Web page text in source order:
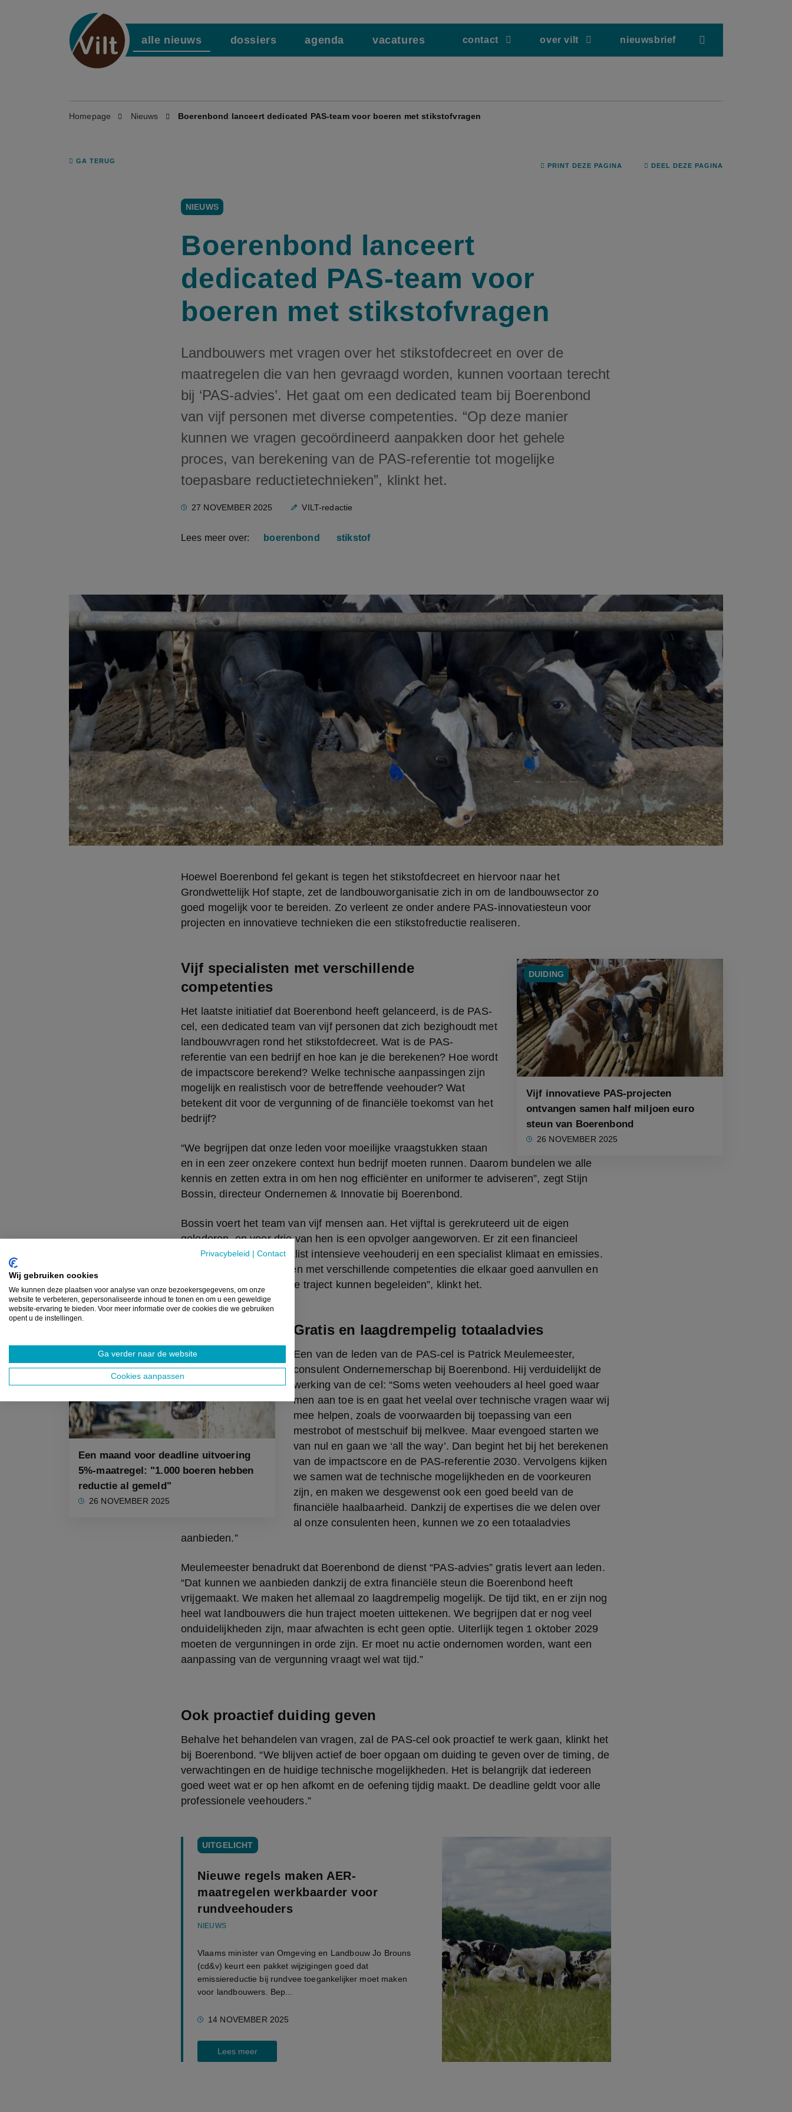
Privacybeleid Contact
Wij gebruiken cookies
We kunnen deze plaatsen voor analyse van onze bezoekersgegevens, om onze
website te verbeteren, gepersonaliseerde inhoud te tonen en om u een geweldige
website-ervaring te bieden. Voor meer informatie over de cookies die we gebruiken
opent u de instellingen.
Ga verder naar de website
Cookies aanpassen
alle nieuws dossiers agenda vacatures contact over vilt nieuwsbrief
Homepage Nieuws Boerenbond lanceert dedicated PAS-team voor boeren met stikstofvragen
GA TERUG
PRINT DEZE PAGINA DEEL DEZE PAGINA
NIEUWS
Boerenbond lanceert
dedicated PAS-team voor
boeren met stikstofvragen
Landbouwers met vragen over het stikstofdecreet en over de
maatregelen die van hen gevraagd worden, kunnen voortaan terecht
bij ‘PAS-advies’. Het gaat om een dedicated team bij Boerenbond
van vijf personen met diverse competenties. “Op deze manier
kunnen we vragen gecoördineerd aanpakken door het gehele
proces, van berekening van de PAS-referentie tot mogelijke
toepasbare reductietechnieken”, klinkt het.
27 NOVEMBER 2025 VILT-redactie
Lees meer over: boerenbond stikstof
Hoewel Boerenbond fel gekant is tegen het stikstofdecreet en hiervoor naar het
Grondwettelijk Hof stapte, zet de landbouworganisatie zich in om de landbouwsector zo
goed mogelijk voor te bereiden. Zo verleent ze onder andere PAS-innovatiesteun voor
projecten en innovatieve technieken die een stikstofreductie realiseren.
DUIDING
Vijf innovatieve PAS-projecten
ontvangen samen half miljoen euro
steun van Boerenbond
26 NOVEMBER 2025
Vijf specialisten met verschillende
competenties
Het laatste initiatief dat Boerenbond heeft gelanceerd, is de PAS-
cel, een dedicated team van vijf personen dat zich bezighoudt met
landbouwvragen rond het stikstofdecreet. Wat is de PAS-
referentie van een bedrijf en hoe kan je die berekenen? Hoe wordt
de impactscore berekend? Welke technische aanpassingen zijn
mogelijk en realistisch voor de betreffende veehouder? Wat
betekent dit voor de vergunning of de financiële toekomst van het
bedrijf?
“We begrijpen dat onze leden voor moeilijke vraagstukken staan
en in een zeer onzekere context hun bedrijf moeten runnen. Daarom bundelen we alle
kennis en zetten extra in om hen nog efficiënter en uniformer te adviseren”, zegt Stijn
Bossin, directeur Ondernemen & Innovatie bij Boerenbond.
Bossin voert het team van vijf mensen aan. Het vijftal is gerekruteerd uit de eigen
gelederen, en voor drie van hen is een opvolger aangeworven. Er zit een financieel
specialist in, een specialist intensieve veehouderij en een specialist klimaat en emissies.
“Het gaat om specialisten met verschillende competenties die elkaar goed aanvullen en
PAS-zaken door het hele traject kunnen begeleiden”, klinkt het.
Een maand voor deadline uitvoering
5%-maatregel: "1.000 boeren hebben
reductie al gemeld"
26 NOVEMBER 2025
Gratis en laagdrempelig totaaladvies
Een van de leden van de PAS-cel is Patrick Meulemeester,
consulent Ondernemerschap bij Boerenbond. Hij verduidelijkt de
werking van de cel: “Soms weten veehouders al heel goed waar
men aan toe is en gaat het veelal over technische vragen waar wij
mee helpen, zoals de voorwaarden bij toepassing van een
mestrobot of mestschuif bij melkvee. Maar evengoed starten we
van nul en gaan we ‘all the way’. Dan begint het bij het berekenen
van de impactscore en de PAS-referentie 2030. Vervolgens kijken
we samen wat de technische mogelijkheden en de voorkeuren
zijn, en maken we desgewenst ook een goed beeld van de
financiële haalbaarheid. Dankzij de expertises die we delen over
al onze consulenten heen, kunnen we zo een totaaladvies
aanbieden.”
Meulemeester benadrukt dat Boerenbond de dienst “PAS-advies” gratis levert aan leden.
“Dat kunnen we aanbieden dankzij de extra financiële steun die Boerenbond heeft
vrijgemaakt. We maken het allemaal zo laagdrempelig mogelijk. De tijd tikt, en er zijn nog
heel wat landbouwers die hun traject moeten uittekenen. We begrijpen dat er nog veel
onduidelijkheden zijn, maar afwachten is echt geen optie. Uiterlijk tegen 1 oktober 2029
moeten de vergunningen in orde zijn. Er moet nu actie ondernomen worden, want een
aanpassing van de vergunning vraagt wel wat tijd.”
Ook proactief duiding geven
Behalve het behandelen van vragen, zal de PAS-cel ook proactief te werk gaan, klinkt het
bij Boerenbond. “We blijven actief de boer opgaan om duiding te geven over de timing, de
verwachtingen en de huidige technische mogelijkheden. Het is belangrijk dat iedereen
goed weet wat er op hen afkomt en de oefening tijdig maakt. De deadline geldt voor alle
professionele veehouders.”
UITGELICHT
Nieuwe regels maken AER-
maatregelen werkbaarder voor
rundveehouders
NIEUWS
Vlaams minister van Omgeving en Landbouw Jo Brouns
(cd&v) keurt een pakket wijzigingen goed dat
emissiereductie bij rundvee toegankelijker moet maken
voor landbouwers. Bep...
14 NOVEMBER 2025
Lees meer